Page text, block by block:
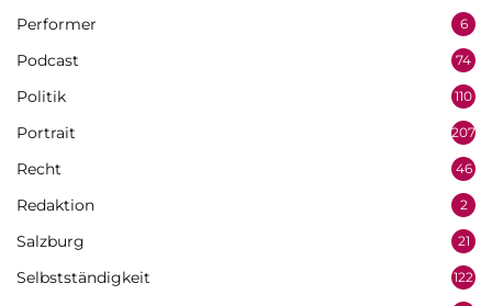
Performer 6
Podcast 74
Politik 110
Portrait 207
Recht 46
Redaktion 2
Salzburg 21
Selbstständigkeit 122